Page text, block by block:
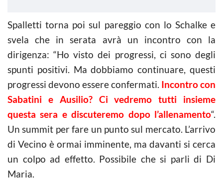
Spalletti torna poi sul pareggio con lo Schalke e
svela che in serata avrà un incontro con la
dirigenza: “Ho visto dei progressi, ci sono degli
spunti positivi. Ma dobbiamo continuare, questi
progressi devono essere confermati. Incontro con
Sabatini e Ausilio? Ci vedremo tutti insieme
questa sera e discuteremo dopo l’allenamento“.
Un summit per fare un punto sul mercato. L’arrivo
di Vecino è ormai imminente, ma davanti si cerca
un colpo ad effetto. Possibile che si parli di Di
Maria.